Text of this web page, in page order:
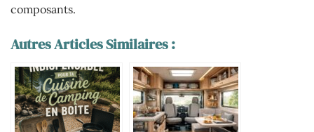
composants.
Autres Articles Similaires :